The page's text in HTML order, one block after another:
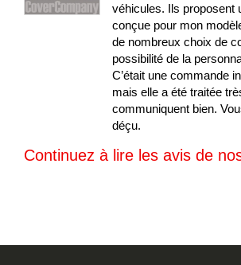
véhicules. Ils proposent
conçue pour mon
de nombreux choix de
possibilité de la
C’était une commande
mais elle a été traitée
communiquent bien.
déçu.
Continuez à lire les avis de